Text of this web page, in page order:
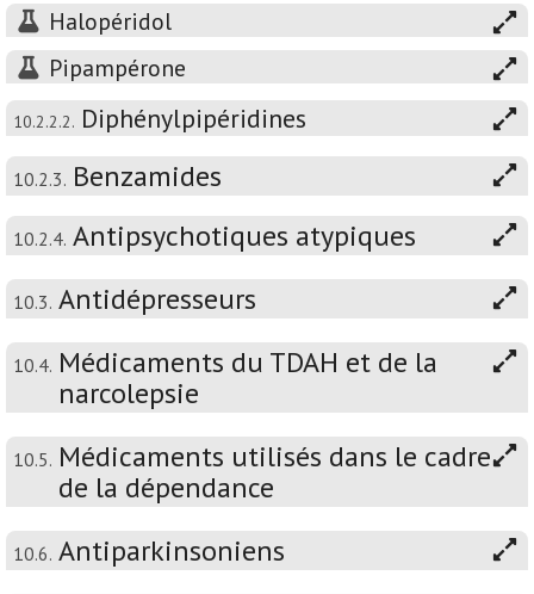
Halopéridol
Pipampérone
10.2.2.2. Diphénylpipéridines
10.2.3. Benzamides
10.2.4. Antipsychotiques atypiques
10.3. Antidépresseurs
10.4. Médicaments du TDAH et de la
narcolepsie
10.5. Médicaments utilisés dans le cadre
de la dépendance
10.6. Antiparkinsoniens